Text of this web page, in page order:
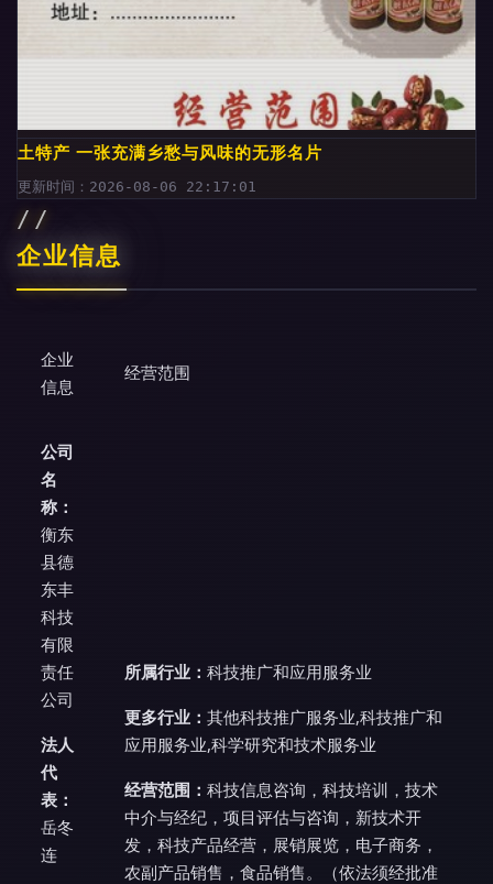
土特产 一张充满乡愁与风味的无形名片
更新时间：2026-08-06 22:17:01
企业信息
企业
信息
经营范围
公司
名
称：
衡东
县德
东丰
科技
有限
责任
公司
法人
代
表：
岳冬
连
所属行业： 科技推广和应用服务业
更多行业： 其他科技推广服务业,科技推广和
应用服务业,科学研究和技术服务业
经营范围： 科技信息咨询，科技培训，技术
中介与经纪，项目评估与咨询，新技术开
发，科技产品经营，展销展览，电子商务，
农副产品销售，食品销售。（依法须经批准